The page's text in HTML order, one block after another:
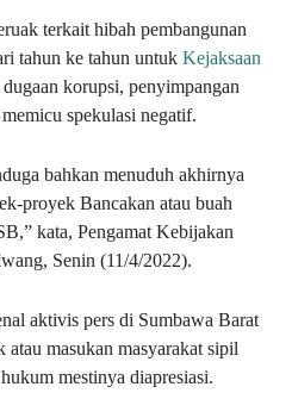
terkait hibah pembangunan
tahun ke tahun untuk Kejaksaan
korupsi, penyimpangan
spekulasi negatif.
bahkan menuduh akhirnya
proyek Bancakan atau buah
kata, Pengamat Kebijakan
Senin (11/4/2022).
aktivis pers di Sumbawa Barat
atau masukan masyarakat sipil
mestinya diapresiasi.